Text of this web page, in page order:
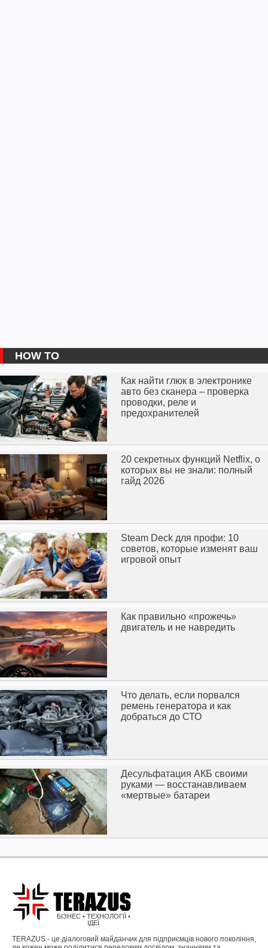
HOW TO
Как найти глюк в электронике
авто без сканера – проверка
проводки, реле и
предохранителей
20 секретных функций Netflix, о
которых вы не знали: полный
гайд 2026
Steam Deck для профи: 10
советов, которые изменят ваш
игровой опыт
Как правильно «прожечь»
двигатель и не навредить
Что делать, если порвался
ремень генератора и как
добраться до СТО
Десульфатация АКБ своими
руками — восстанавливаем
«мертвые» батареи
БІЗНЕС • ТЕХНОЛОГІЇ •
ІДЕЇ
TERAZUS - це діалоговий майданчик для підприємців нового покоління,